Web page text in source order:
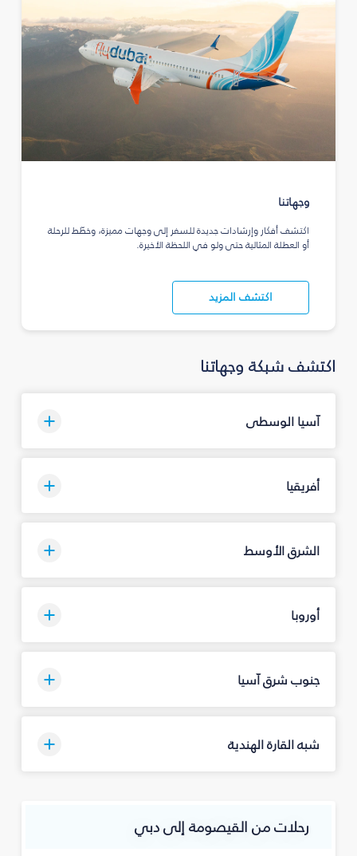
وجهاتنا
اكتشف أفكار وإرشادات جديدة للسفر إلى وجهات مميزة، وخطّط للرحلة
أو العطلة المثالية حتى ولو في اللحظة الأخيرة.
اكتشف المزيد
اكتشف شبكة وجهاتنا
آسيا الوسطى
أفريقيا
الشرق الأوسط
أوروبا
جنوب شرق آسيا
شبه القارة الهندية
رحلات من القيصومة إلى دبي